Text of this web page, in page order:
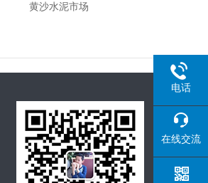
黄沙水泥市场
电话
在线交流